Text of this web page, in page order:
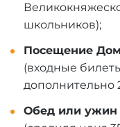
школьников);
Посещение
(входные
дополнительно
Обед или ужин